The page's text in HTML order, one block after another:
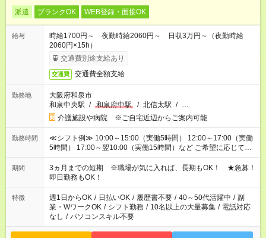
派遣 ブランクOK WEB登録・面接OK
給与
時給1700円～ 夜勤時給2060円～ 日収3万円～（夜勤時給
2060円×15h）
交通費別途支給あり
交通費 交通費全額支給
勤務地
大阪府和泉市
和泉中央駅 / 和泉府中駅 / 北信太駅 / …
介護施設や病院 ※ご自宅近辺からご案内可能
勤務時間
≪シフト例≫ 10:00～15:00（実働5時間） 12:00～17:00（実働
5時間） 17:00～翌10:00（実働15時間）など ご希望に応じて、
働く時間は調整できます！ お気軽に担当へ相談ください！
期間
3ヵ月までの短期 ※職場が気に入れば、長期もOK！ ★急募！
即日勤務もOK！
特徴 週1日からOK / 日払いOK / 履歴書不要 / 40～50代活躍中 / 副
業・WワークOK / シフト勤務 / 10名以上の大量募集 / 電話対応
なし / パソコンスキル不要